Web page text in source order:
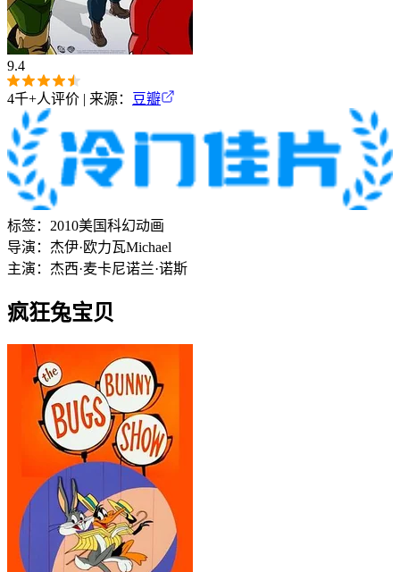
9.4
4千+人评价 | 来源： 豆瓣
标签： 2010美国科幻动画
导演： 杰伊·欧力瓦Michael
主演： 杰西·麦卡尼诺兰·诺斯
疯狂兔宝贝